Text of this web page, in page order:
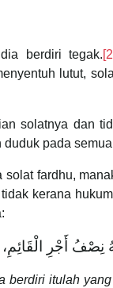
berdiri tegak.
lutut,
solatnya dan
pada
fardhu,
kerana
أَجْرِ
berdiri itulah